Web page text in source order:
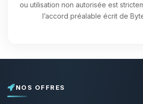
ou utilisation non autorisée est
l’accord préalable écrit de
NOS OFFRES